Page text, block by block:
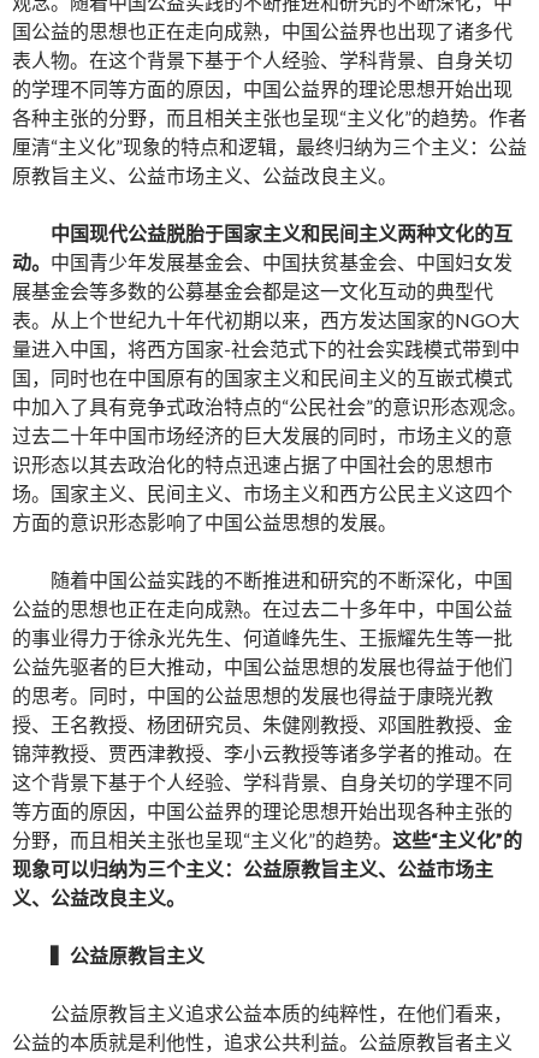
国公益的思想也正在走向成熟，中国公益界也出现了诸多代
表人物。在这个背景下基于个人经验、学科背景、自身关切
的学理不同等方面的原因，中国公益界的理论思想开始出现
各种主张的分野，而且相关主张也呈现“主义化”的趋势。作者
厘清“主义化”现象的特点和逻辑，最终归纳为三个主义：公益
原教旨主义、公益市场主义、公益改良主义。
中国现代公益脱胎于国家主义和民间主义两种文化的互
动。 中国青少年发展基金会、中国扶贫基金会、中国妇女发
展基金会等多数的公募基金会都是这一文化互动的典型代
表。从上个世纪九十年代初期以来，西方发达国家的NGO大
量进入中国，将西方国家-社会范式下的社会实践模式带到中
国，同时也在中国原有的国家主义和民间主义的互嵌式模式
中加入了具有竞争式政治特点的“公民社会”的意识形态观念。
过去二十年中国市场经济的巨大发展的同时，市场主义的意
识形态以其去政治化的特点迅速占据了中国社会的思想市
场。国家主义、民间主义、市场主义和西方公民主义这四个
方面的意识形态影响了中国公益思想的发展。
随着中国公益实践的不断推进和研究的不断深化，中国
公益的思想也正在走向成熟。在过去二十多年中，中国公益
的事业得力于徐永光先生、何道峰先生、王振耀先生等一批
公益先驱者的巨大推动，中国公益思想的发展也得益于他们
的思考。同时，中国的公益思想的发展也得益于康晓光教
授、王名教授、杨团研究员、朱健刚教授、邓国胜教授、金
锦萍教授、贾西津教授、李小云教授等诸多学者的推动。在
这个背景下基于个人经验、学科背景、自身关切的学理不同
等方面的原因，中国公益界的理论思想开始出现各种主张的
分野，而且相关主张也呈现“主义化”的趋势。 这些“主义化”的
现象可以归纳为三个主义：公益原教旨主义、公益市场主
义、公益改良主义。
公益原教旨主义
公益原教旨主义追求公益本质的纯粹性，在他们看来，
公益的本质就是利他性，追求公共利益。公益原教旨者主义